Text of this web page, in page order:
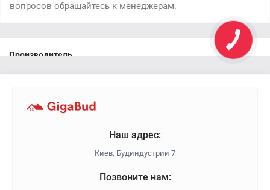
вопросов обращайтесь к менеджерам.
Производитель
Кровельные планки Технониколь
Наш адрес:
Киев, Будиндустрии 7
Позвоните нам: